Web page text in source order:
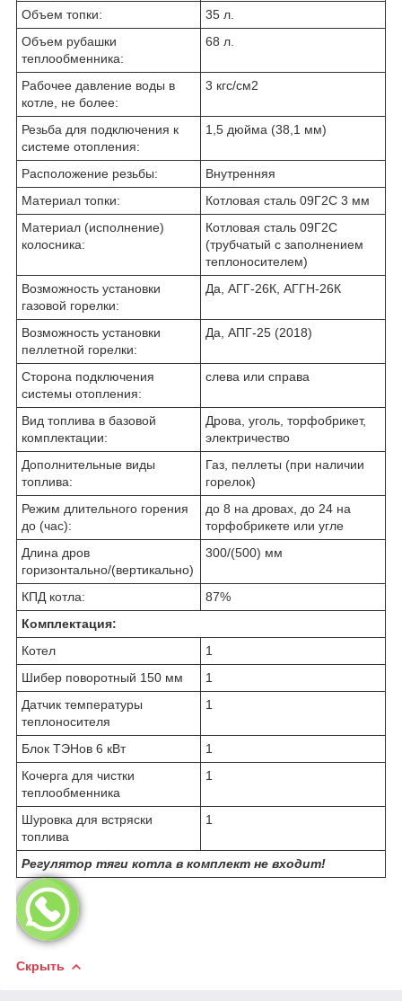
Объем топки:
35 л.
Объем рубашки
теплообменника:
68 л.
Рабочее давление воды в
котле, не более:
3 кгс/см2
Резьба для подключения к
системе отопления:
1,5 дюйма (38,1 мм)
Расположение резьбы:
Внутренняя
Материал топки:
Котловая сталь 09Г2С 3 мм
Материал (исполнение)
колосника:
Котловая сталь 09Г2С
(трубчатый с заполнением
теплоносителем)
Возможность установки
газовой горелки:
Да, АГГ-26К, АГГН-26К
Возможность установки
пеллетной горелки:
Да, АПГ-25 (2018)
Сторона подключения
системы отопления:
слева или справа
Вид топлива в базовой
комплектации:
Дрова, уголь, торфобрикет,
электричество
Дополнительные виды
топлива:
Газ, пеллеты (при наличии
горелок)
Режим длительного горения
до (час):
до 8 на дровах, до 24 на
торфобрикете или угле
Длина дров
горизонтально/(вертикально)
300/(500) мм
КПД котла:
87%
Комплектация:
Котел
1
Шибер поворотный 150 мм
1
Датчик температуры
теплоносителя
1
Блок ТЭНов 6 кВт
1
Кочерга для чистки
теплообменника
1
Шуровка для встряски
топлива
1
Регулятор тяги котла в комплект не входит!
Скрыть